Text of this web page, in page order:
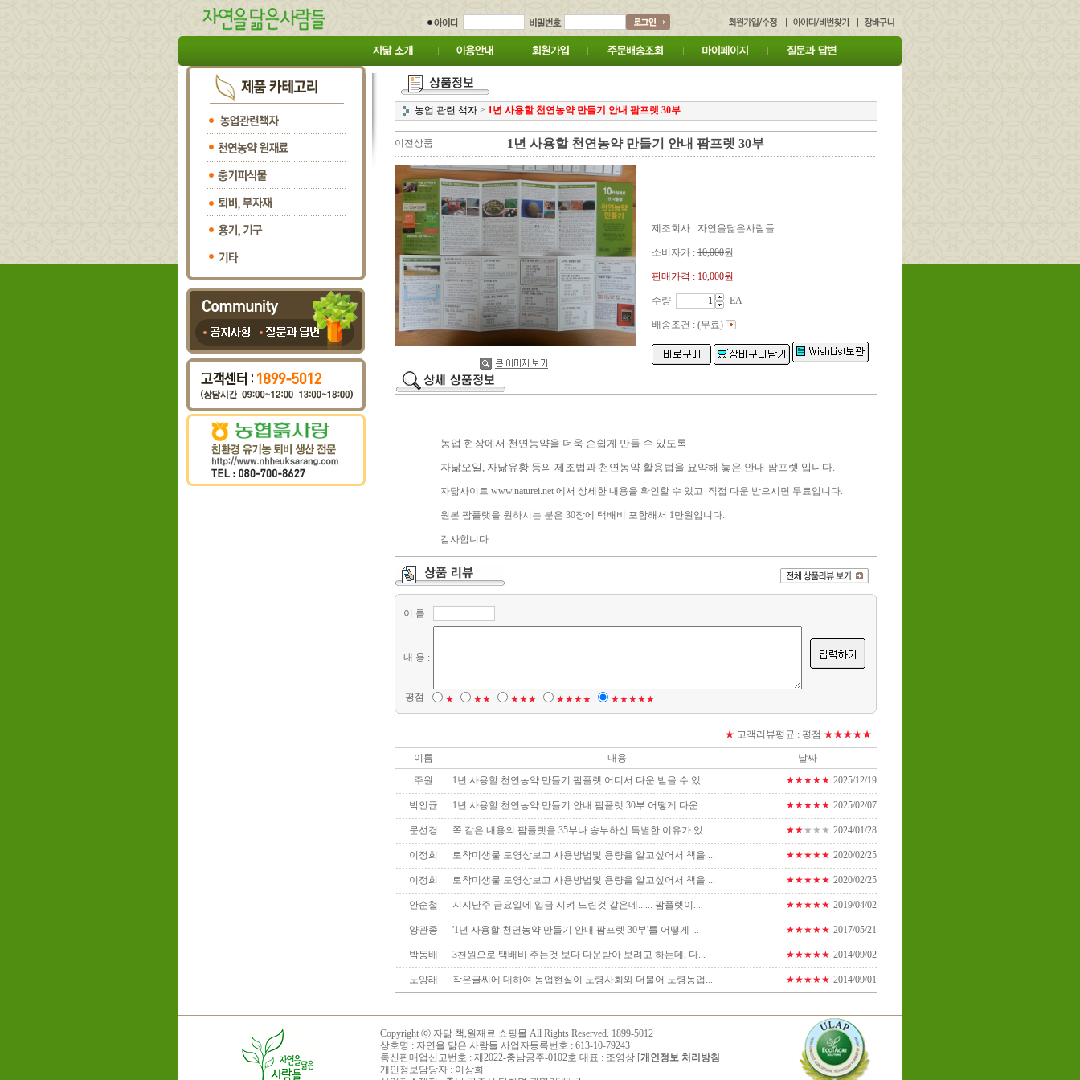
농업 관련 책자 > 1년 사용할 천연농약 만들기 안내 팜프렛 30부
이전상품 1년 사용할 천연농약 만들기 안내 팜프렛 30부
제조회사 : 자연을닮은사람들
소비자가 : 10,000원
판매가격 : 10,000원
수량 EA
배송조건 : (무료)
농업 현장에서 천연농약을 더욱 손쉽게 만들 수 있도록
자닮오일, 자닮유황 등의 제조법과 천연농약 활용법을 요약해 놓은 안내 팜프렛 입니다.
자닮사이트 www.naturei.net 에서 상세한 내용을 확인할 수 있고 직접 다운 받으시면 무료입니다.
원본 팜플랫을 원하시는 분은 30장에 택배비 포함해서 1만원입니다.
감사합니다
이 름 :
내 용 :
평점 ★ ★★ ★★★ ★★★★ ★★★★★
★ 고객리뷰평균 : 평점 ★★★★★
이름 내용
날짜
주원
1년 사용할 천연농약 만들기 팜플렛 어디서 다운 받을 수 있... ★★★★★ 2025/12/19
박인균 1년 사용할 천연농약 만들기 안내 팜플렛 30부 어떻게 다운... ★★★★★ 2025/02/07
문선경 쪽 같은 내용의 팜플렛을 35부나 송부하신 특별한 이유가 있... ★★★★★ 2024/01/28
이정희 토착미생물 도영상보고 사용방법및 용량을 알고싶어서 책을 ... ★★★★★ 2020/02/25
이정희 토착미생물 도영상보고 사용방법및 용량을 알고싶어서 책을 ... ★★★★★ 2020/02/25
안순철 지지난주 금요일에 입금 시켜 드린것 같은데...... 팜플렛이... ★★★★★ 2019/04/02
양관종 '1년 사용할 천연농약 만들기 안내 팜프렛 30부'를 어떻게 ... ★★★★★ 2017/05/21
박동배 3천원으로 택배비 주는것 보다 다운받아 보려고 하는데, 다... ★★★★★ 2014/09/02
노양래 작은글씨에 대하여 농업현실이 노령사회와 더불어 노령농업... ★★★★★ 2014/09/01
Copyright ⓒ 자닮 책,원재료 쇼핑몰 All Rights Reserved. 1899-5012
상호명 : 자연을 닮은 사람들 사업자등록번호 : 613-10-79243
통신판매업신고번호 : 제2022-충남공주-0102호 대표 : 조영상 [개인정보 처리방침
개인정보담당자 : 이상희